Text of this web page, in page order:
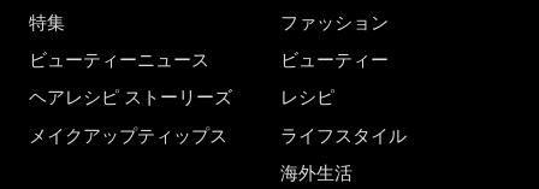
特集
ビューティーニュース
ヘアレシピ ストーリーズ
メイクアップティップス
ファッション
ビューティー
レシピ
ライフスタイル
海外生活